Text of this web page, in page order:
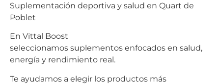
Suplementación deportiva y salud en Quart de
Poblet
En Vittal Boost
seleccionamos suplementos enfocados en salud,
energía y rendimiento real.
Te ayudamos a elegir los productos más